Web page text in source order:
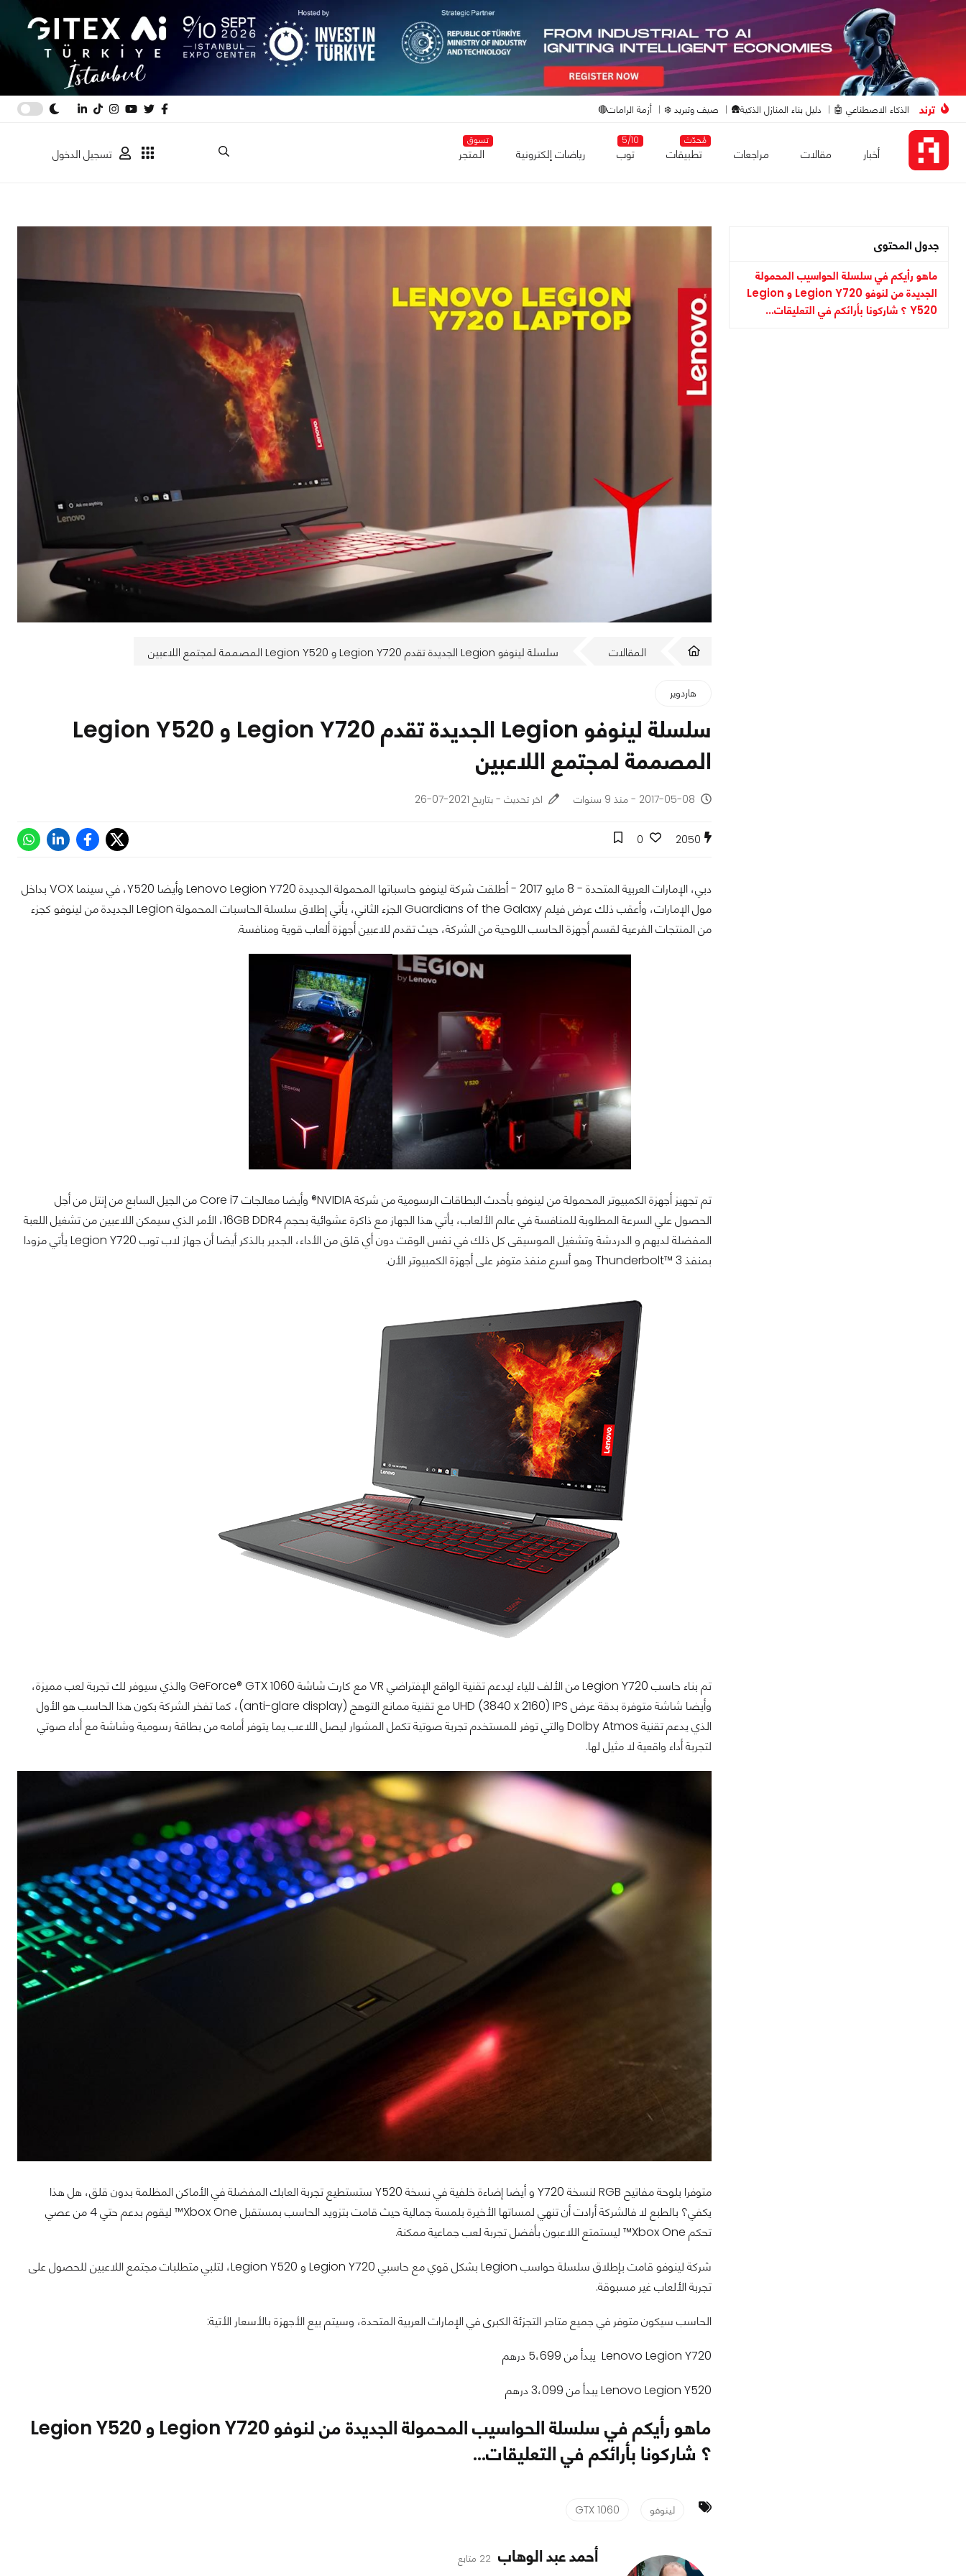
ترند الذكاء الاصطناعي 🤖 دليل بناء المنازل الذكية🛖 صيف وتبريد ❄️ أزمة الرامات🔴
أخبار مقالات مراجعات
مُحدّث
تطبيقات
5/10
توب رياضات إلكترونية
تسوق
المتجر تسجيل الدخول
جدول المحتوى
ماهو رأيكم في سلسلة الحواسيب المحمولة
الجديدة من لنوفو Legion Y720 و Legion
Y520 ؟ شاركونا بأرائكم في التعليقات...
المقالات سلسلة لينوفو Legion الجديدة تقدم Legion Y720 و Legion Y520 المصممة لمجتمع اللاعبين
هاردوير
سلسلة لينوفو Legion الجديدة تقدم Legion Y720 و Legion Y520
المصممة لمجتمع اللاعبين
2017-05-08 - منذ 9 سنوات اخر تحديث - بتاريخ 2021-07-26
2050
0
دبي، الإمارات العربية المتحدة - 8 مايو 2017 - أطلقت شركة لينوفو حاسباتها المحمولة الجديدة Lenovo Legion Y720 وأيضا Y520، في سينما VOX بداخل
مول الإمارات، وأعقب ذلك عرض فيلم Guardians of the Galaxy الجزء الثاني، يأتي إطلاق سلسلة الحاسبات المحمولة Legion الجديدة من لينوفو كجزء
من المنتجات الفرعية لقسم أجهزة الحاسب اللوحية من الشركة، حيث تقدم للاعبين أجهزة ألعاب قوية ومنافسة.
تم تجهيز أجهزة الكمبيوتر المحمولة من لينوفو بأحدث البطاقات الرسومية من شركة NVIDIA® وأيضا معالجات Core i7 من الجيل السابع من إنتل من أجل
الحصول علي السرعة المطلوبة للمنافسة في عالم الألعاب، يأتي هذا الجهاز مع ذاكرة عشوائية بحجم 16GB DDR4، الأمر الذي سيمكن اللاعبين من تشغيل اللعبة
المفضلة لديهم و الدردشة وتشغيل الموسيقى كل ذلك في نفس الوقت دون أي قلق من الأداء، الجدير بالذكر أيضا أن جهاز لاب توب Legion Y720 يأتي مزودا
بمنفذ Thunderbolt™ 3 وهو أسرع منفذ متوفر على أجهزة الكمبيوتر الأن.
تم بناء حاسب Legion Y720 من الألف للياء ليدعم تقنية الواقع الإفتراضي VR مع كارت شاشة GeForce® GTX 1060 والذي سيوفر لك تجربة لعب مميزة،
وأيضا شاشة متوفرة بدقة عرض UHD (3840 x 2160) IPS مع تقنية ممانع التوهج (anti-glare display)، كما تفخر الشركة بكون هذا الحاسب هو الأول
الذي يدعم تقنية Dolby Atmos والتي توفر للمستخدم تجربة صوتية تكمل المشوار ليصل اللاعب يما يتوفر أمامه من بطاقة رسومية وشاشة مع أداء صوتي
لتجربة أداء واقعية لا مثيل لها.
متوفرا بلوحة مفاتيح RGB لنسخة Y720 و أيضا إضاءة خلفية في نسخة Y520 ستستطيع تجربة العابك المفضلة في الأماكن المظلمة بدون قلق، هل هذا
يكفي؟ بالطبع لا فالشركة أرادت أن تنهي لمساتها الأخيرة بلمسة جمالية حيث قامت بتزويد الحاسب بمستقبل Xbox One™ ليقوم بدعم حتي 4 من عصي
تحكم Xbox One™ ليستمتع اللاعبون بأفضل تجربة لعب جماعية ممكنة.
شركة لينوفو قامت بإطلاق سلسلة حواسب Legion بشكل قوي مع حاسبي Legion Y720 و Legion Y520، لتلبي متطلبات مجتمع اللاعبين للحصول على
تجربة الألعاب غير مسبوقة.
الحاسب سيكون متوفر في جميع متاجر التجزئة الكبرى في الإمارات العربية المتحدة، وسيتم بيع الأجهزة بالأسعار الأتية:
Lenovo Legion Y720 يبدأ من 5،699 درهم
Lenovo Legion Y520 يبدأ من 3،099 درهم
ماهو رأيكم في سلسلة الحواسيب المحمولة الجديدة من لنوفو Legion Y720 و Legion Y520
؟ شاركونا بأرائكم في التعليقات...
لينوفو GTX 1060
أحمد عبد الوهاب 22 متابع